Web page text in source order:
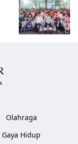
Olahraga
Gaya Hidup